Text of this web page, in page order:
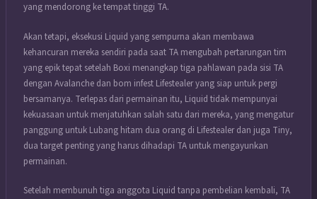
yang mendorong ke tempat tinggi TA.
Akan tetapi, eksekusi Liquid yang sempurna akan membawa
kehancuran mereka sendiri pada saat TA mengubah pertarungan tim
yang epik tepat setelah Boxi menangkap tiga pahlawan pada sisi TA
dengan Avalanche dan bom infest Lifestealer yang siap untuk pergi
bersamanya. Terlepas dari permainan itu, Liquid tidak mempunyai
kekuasaan untuk menjatuhkan salah satu dari mereka, yang mengatur
panggung untuk Lubang hitam dua orang di Lifestealer dan juga Tiny,
dua target penting yang harus dihadapi TA untuk mengayunkan
permainan.
Setelah membunuh tiga anggota Liquid tanpa pembelian kembali, TA